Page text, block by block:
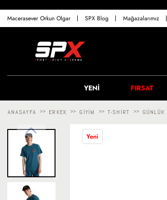
Macerasever Orkun Olgar SPX Blog Mağazalarımız
YENİ FIRSAT
ANASAYFA >> ERKEK >> GIYIM >> T-SHIRT >> GÜNLÜK
Yeni